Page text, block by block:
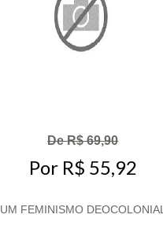
De R$ 69,90
Por R$ 55,92
UM FEMINISMO DEOCOLONIAL